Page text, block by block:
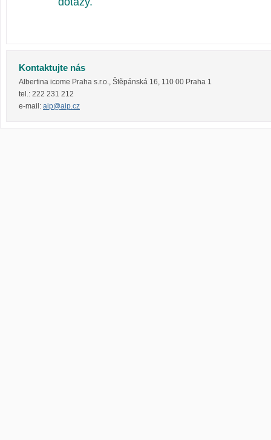
Kontaktujte nás
Albertina icome Praha s.r.o., Štěpánská 16, 110 00 Praha 1
tel.: 222 231 212
e-mail: aip@aip.cz